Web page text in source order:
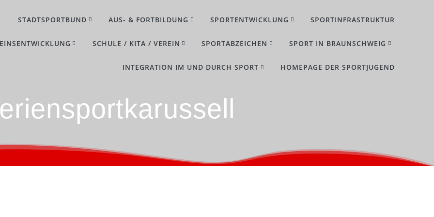
STADTSPORTBUND AUS- & FORTBILDUNG SPORTENTWICKLUNG SPORTINFRASTRUKTUR
SCHULE / KITA / VEREIN SPORTABZEICHEN SPORT IN BRAUNSCHWEIG
INTEGRATION IM UND DURCH SPORT HOMEPAGE DER SPORTJUGEND